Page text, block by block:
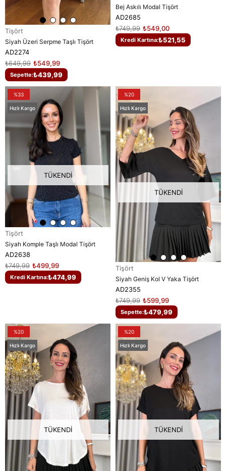
Tişört
Siyah Üzeri Serpme Taşlı Tişört
AD2274
₺549,99
₺649,99
Sepette:₺439,99
Bej Askılı Modal Tişört
AD2685
₺549,00
₺749,99
Kredi Kartına:₺521,55
TÜKENDI
Tişört
Siyah Komple Taşlı Modal Tişört
AD2638
₺499,99
₺749,99
Kredi Kartına:₺474,99
%33
Hızlı Kargo
TÜKENDI
Tişört
Siyah Geniş Kol V Yaka Tişört
AD2355
₺599,99
₺749,99
Sepette:₺479,99
%20
Hızlı Kargo
TÜKENDI
%20
Hızlı Kargo
TÜKENDI
%20
Hızlı Kargo